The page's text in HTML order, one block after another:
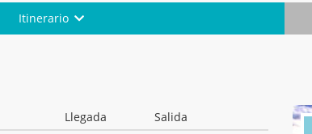
Itinerario
Llegada
Salida